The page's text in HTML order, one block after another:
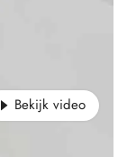
Bekijk video